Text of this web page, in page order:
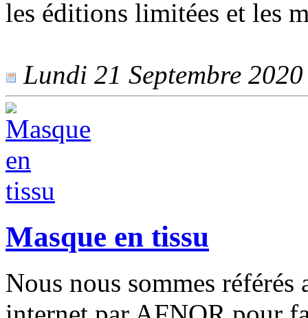
les éditions limitées et les
Lundi 21 Septembre
Masque en tissu
Nous nous sommes